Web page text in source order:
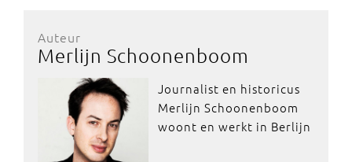
Auteur
Merlijn Schoonenboom
Journalist en historicus
Merlijn Schoonenboom
woont en werkt in Berlijn